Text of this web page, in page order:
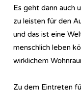
Es geht dann auch
zu leisten für den
und das ist eine
menschlich leben
wirklichem
Zu dem Eintreten